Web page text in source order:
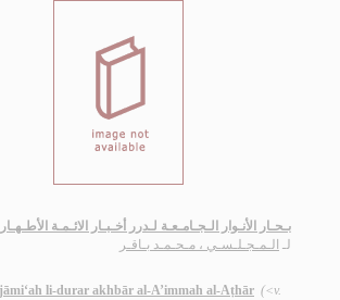
بـحـار الأنـوار الـجـامـعـة لـدرر أخـبـار الائـمـة الأطـهـار
لـ الـمـجـلـسـي ، مـحـمـد بـاقـر
li-durar akhbār al-A’immah al-Aṭhār (<v.